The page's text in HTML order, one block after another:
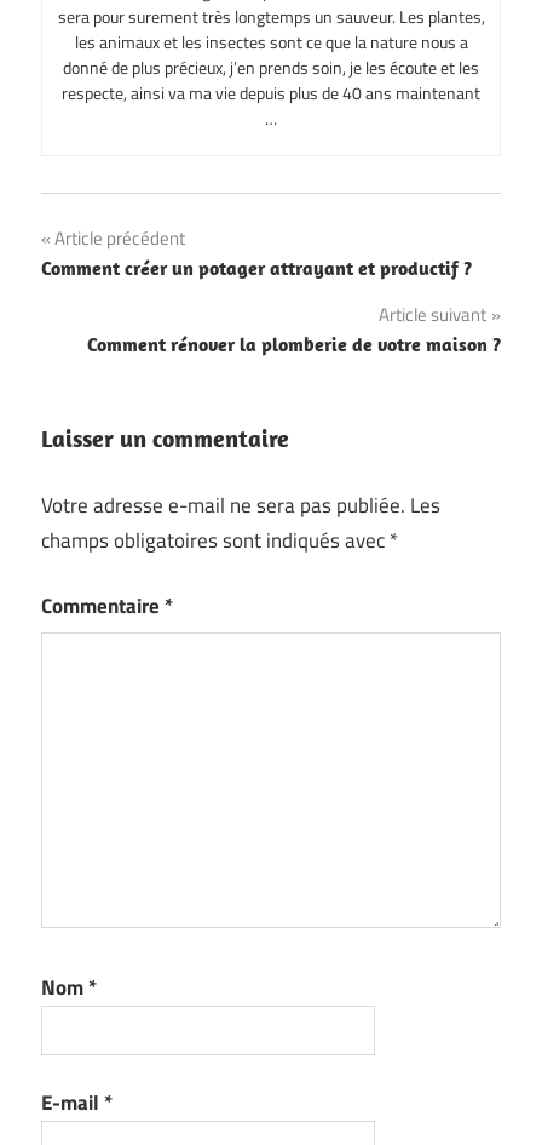
sera pour surement très longtemps un sauveur. Les plantes,
les animaux et les insectes sont ce que la nature nous a
donné de plus précieux, j’en prends soin, je les écoute et les
respecte, ainsi va ma vie depuis plus de 40 ans maintenant
…
Navigation
de
l’article
Article précédent
Comment créer un potager attrayant et productif ?
Article suivant
Comment rénover la plomberie de votre maison ?
Laisser un commentaire
Votre adresse e-mail ne sera pas publiée. Les
champs obligatoires sont indiqués avec*
Commentaire *
Nom*
E-mail *